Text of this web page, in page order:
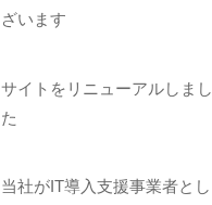
ざいます
サイトをリニューアルしまし
た
当社がIT導入支援事業者とし